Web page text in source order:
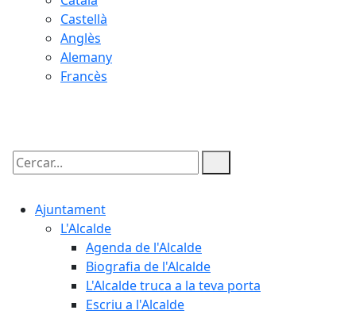
Castellà
Anglès
Alemany
Francès
Cercar:
Ajuntament
L'Alcalde
Agenda de l'Alcalde
Biografia de l'Alcalde
L'Alcalde truca a la teva porta
Escriu a l'Alcalde